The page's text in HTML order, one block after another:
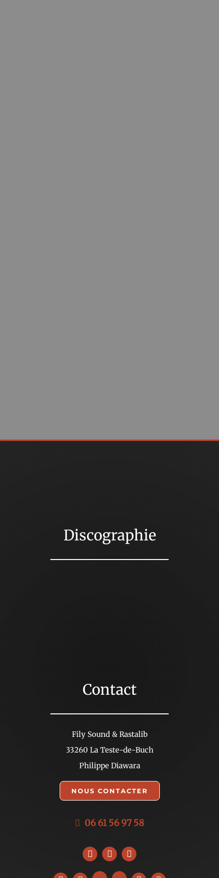
Discographie
Contact
Fily Sound & Rastalib
33260 La Teste-de-Buch
Philippe Diawara
NOUS CONTACTER
06 61 56 97 58